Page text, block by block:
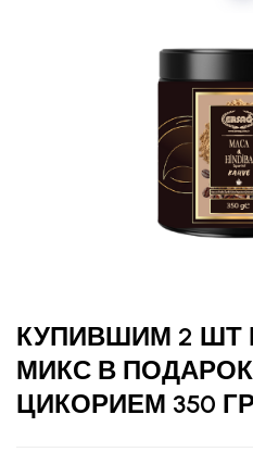
КУПИВШИМ 2 ШТ
МИКС В
ЦИКОРИЕМ 350